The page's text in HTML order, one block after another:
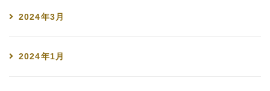
2024年3月
2024年1月